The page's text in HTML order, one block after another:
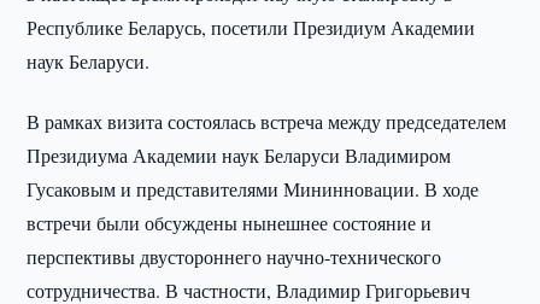
Республике Беларусь, посетили Президиум Академии
наук Беларуси.
В рамках визита состоялась встреча между председателем
Президиума Академии наук Беларуси Владимиром
Гусаковым и представителями Мининновации. В ходе
встречи были обсуждены нынешнее состояние и
перспективы двустороннего научно-технического
сотрудничества. В частности, Владимир Григорьевич